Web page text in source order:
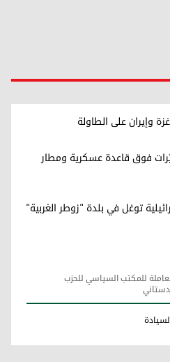
وإيران على الطاولة
فوق قاعدة عسكرية ومطار
توغل في بلدة "زوطر الغربية"
للمكتب السياسي للحزب